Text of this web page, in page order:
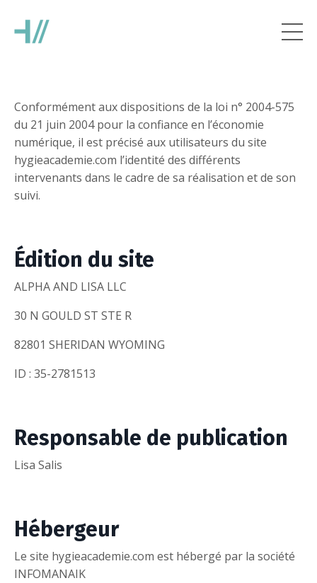
Conformément aux dispositions de la loi n° 2004-575
du 21 juin 2004 pour la confiance en l’économie
numérique, il est précisé aux utilisateurs du site
hygieacademie.com l’identité des différents
intervenants dans le cadre de sa réalisation et de son
suivi.
Édition du site
ALPHA AND LISA LLC
30 N GOULD ST STE R
82801 SHERIDAN WYOMING
ID : 35-2781513
Responsable de publication
Lisa Salis
Hébergeur
Le site hygieacademie.com est hébergé par la société
INFOMANAIK